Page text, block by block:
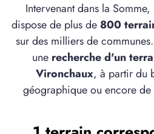
Intervenant dans la
dispose de plus de 800
sur des milliers de
une recherche d'un
Vironchaux, à partir du
géographique ou encore